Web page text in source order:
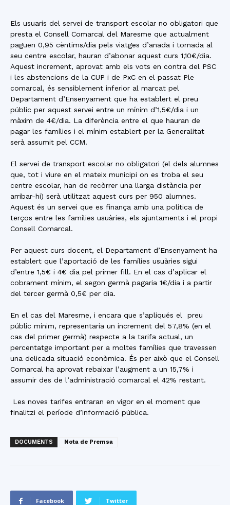
Els usuaris del servei de transport escolar no obligatori que
presta el Consell Comarcal del Maresme que actualment
paguen 0,95 cèntims/dia pels viatges d’anada i tornada al
seu centre escolar, hauran d’abonar aquest curs 1,10€/dia.
Aquest increment, aprovat amb els vots en contra del PSC
i les abstencions de la CUP i de PxC en el passat Ple
comarcal, és sensiblement inferior al marcat pel
Departament d’Ensenyament que ha establert el preu
públic per aquest servei entre un mínim d’1,5€/dia i un
màxim de 4€/dia. La diferència entre el que hauran de
pagar les famílies i el mínim establert per la Generalitat
serà assumit pel CCM.
El servei de transport escolar no obligatori (el dels alumnes
que, tot i viure en el mateix municipi on es troba el seu
centre escolar, han de recòrrer una llarga distància per
arribar-hi) serà utilitzat aquest curs per 950 alumnes.
Aquest és un servei que es finança amb una política de
terços entre les famílies usuàries, els ajuntaments i el propi
Consell Comarcal.
Per aquest curs docent, el Departament d’Ensenyament ha
establert que l’aportació de les famílies usuàries sigui
d’entre 1,5€ i 4€ dia pel primer fill. En el cas d’aplicar el
cobrament mínim, el segon germà pagaria 1€/dia i a partir
del tercer germà 0,5€ per dia.
En el cas del Maresme, i encara que s’apliqués el preu
públic mínim, representaria un increment del 57,8% (en el
cas del primer germà) respecte a la tarifa actual, un
percentatge important per a moltes famílies que travessen
una delicada situació econòmica. És per això que el Consell
Comarcal ha aprovat rebaixar l’augment a un 15,7% i
assumir des de l’administració comarcal el 42% restant.
Les noves tarifes entraran en vigor en el moment que
finalitzi el període d’informació pública.
DOCUMENTS Nota de Premsa
Facebook Twitter